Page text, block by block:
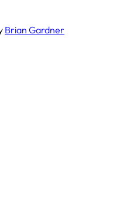
Brian Gardner